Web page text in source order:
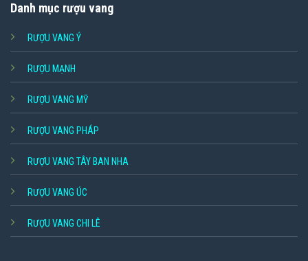
Danh mục rượu vang
RƯỢU VANG Ý
RƯỢU MẠNH
RƯỢU VANG MỸ
RƯỢU VANG PHÁP
RƯỢU VANG TÂY BAN NHA
RƯỢU VANG ÚC
RƯỢU VANG CHI LÊ